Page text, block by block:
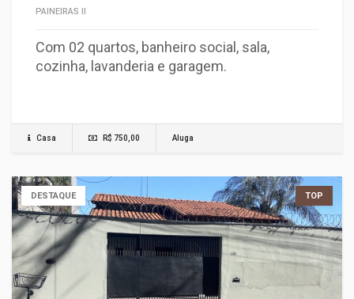
PAINEIRAS II
Com 02 quartos, banheiro social, sala,
cozinha, lavanderia e garagem.
Casa R$ 750,00 Aluga
DESTAQUE TOP